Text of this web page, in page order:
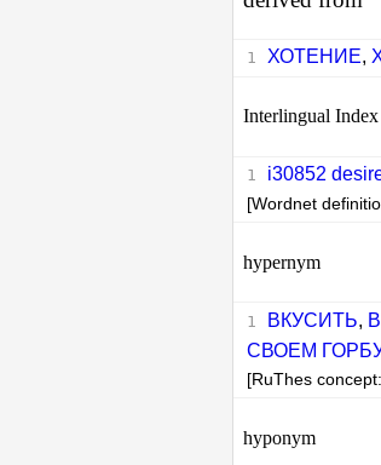
ХОТЕНИЕ,
Interlingual Index
i30852
[Wordnet
hypernym
ВКУСИТЬ,
СВОЕМ
[RuThes
hyponym